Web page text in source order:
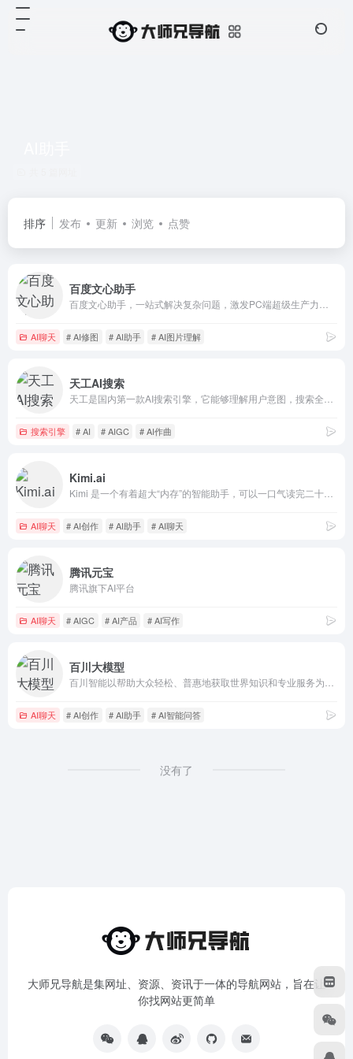
排序 发布 更新 浏览 点赞
百度文心助手
AI聊天 # AI修图 # AI助手 # AI图片理解
天工AI搜索
搜索引擎 # AI # AIGC # AI作曲
Kimi.ai
AI聊天 # AI创作 # AI助手 # AI聊天
腾讯元宝
腾讯旗下AI平台
AI聊天 # AIGC # AI产品 # AI写作
百川大模型
AI聊天 # AI创作 # AI助手 # AI智能问答
没有了
大师兄导航是集网址、资源、资讯于一体的导航网站，旨在让
你找网站更简单